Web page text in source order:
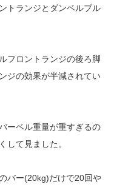
トランジとダンベルブル
フロントランジの後ろ脚
ジの効果が半減されてい
ーベル重量が重すぎるの
して見ました。
バー(20kg)だけで20回や